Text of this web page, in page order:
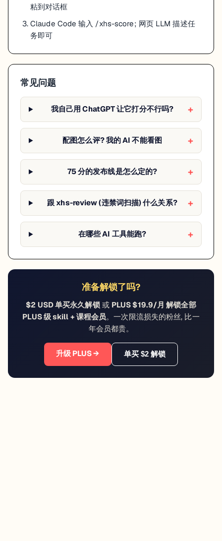
粘到对话框
Claude Code 输入 /xhs-score; 网页 LLM 描述任
务即可
常见问题
我自己用 ChatGPT 让它打分不行吗?
配图怎么评? 我的 AI 不能看图
75 分的发布线是怎么定的?
跟 xhs-review (违禁词扫描) 什么关系?
在哪些 AI 工具能跑?
准备解锁了吗?
$2 USD 单买永久解锁或 PLUS $19.9/月 解锁全部
PLUS 级 skill + 课程会员。一次限流损失的粉丝, 比一
年会员都贵。
升级 PLUS → 单买 $2 解锁